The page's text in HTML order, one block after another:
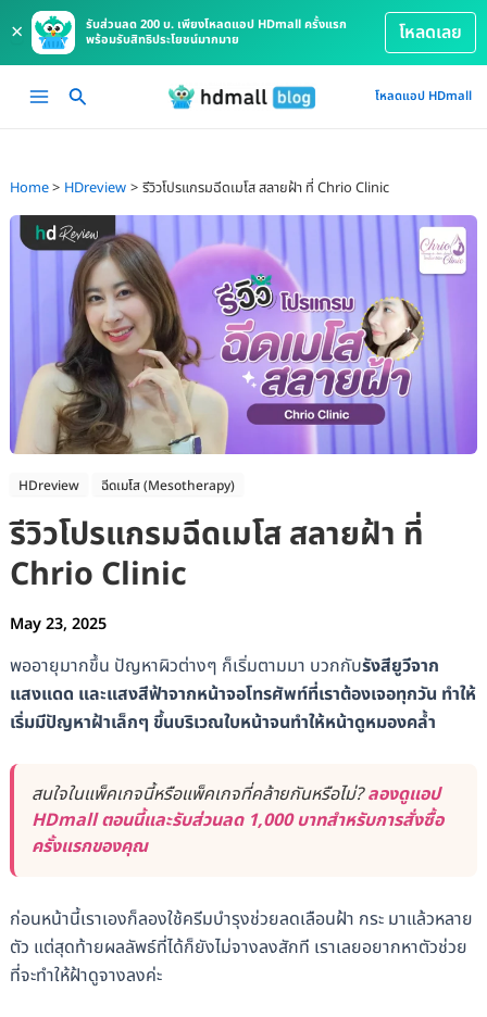
×
รับส่วนลด 200 บ. เพียงโหลดแอป HDmall ครั้งแรก
พร้อมรับสิทธิประโยชน์มากมาย
โหลดเลย
Main
โหลดแอป HDmall
Home HDreview รีวิวโปรแกรมฉีดเมโส สลายฝ้า ที่ Chrio Clinic
HDreview ฉีดเมโส (Mesotherapy)
รีวิวโปรแกรมฉีดเมโส สลายฝ้า ที่
Chrio Clinic
May 23, 2025
พออายุมากขึ้น ปัญหาผิวต่างๆ ก็เริ่มตามมา บวกกับรังสียูวีจาก
แสงแดด และแสงสีฟ้าจากหน้าจอโทรศัพท์ที่เราต้องเจอทุกวัน ทำให้
เริ่มมีปัญหาฝ้าเล็กๆ ขึ้นบริเวณใบหน้าจนทำให้หน้าดูหมองคล้ำ
สนใจในแพ็คเกจนี้หรือแพ็คเกจที่คล้ายกันหรือไม่?ลองดูแอป
HDmall ตอนนี้และรับส่วนลด 1,000 บาทสำหรับการสั่งซื้อ
ครั้งแรกของคุณ
ก่อนหน้านี้เราเองก็ลองใช้ครีมบำรุงช่วยลดเลือนฝ้า กระ มาแล้วหลาย
ตัว แต่สุดท้ายผลลัพธ์ที่ได้ก็ยังไม่จางลงสักที เราเลยอยากหาตัวช่วย
ที่จะทำให้ฝ้าดูจางลงค่ะ